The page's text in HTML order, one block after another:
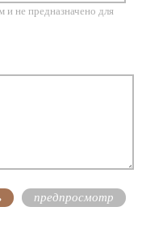
и не предназначено для